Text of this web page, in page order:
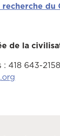
du
de la
: 418 643-